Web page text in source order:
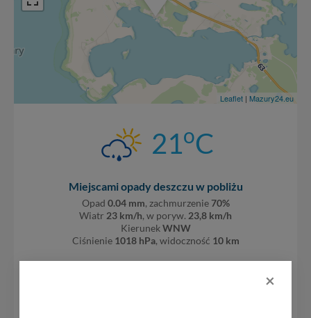
Leaflet | Mazury24.eu
21oC
Miejscami opady deszczu w pobliżu
Opad 0.04 mm, zachmurzenie70%
Wiatr 23 km/h, w poryw. 23,8 km/h
KierunekWNW
Ciśnienie 1018 hPa, widoczność 10 km
×